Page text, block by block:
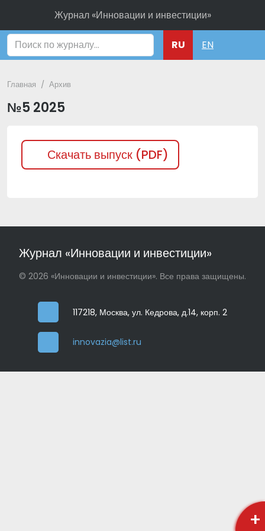
Журнал «Инновации и инвестиции»
RU EN
Главная Архив
№5 2025
Скачать выпуск (PDF)
Журнал «Инновации и инвестиции»
© 2026 «Инновации и инвестиции». Все права защищены.
117218, Москва, ул. Кедрова, д.14, корп. 2
innovazia@list.ru
+